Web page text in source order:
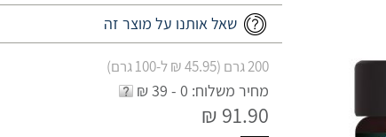
שאל אותנו על מוצר זה
200 גרם (45.95 ₪ ל-100 גרם)
מחיר משלוח: 0 - 39 ₪
91.90 ₪